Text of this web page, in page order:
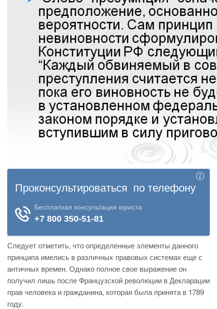
Следует отметить, что определенные элементы данного
принципа имелись в различных правовых системах еще с
античных времен. Однако полное свое выражение он
получил лишь после Французской революции в Декларации
прав человека и гражданина, которая была принята в 1789
году.